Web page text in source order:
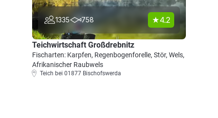
1335 758 4.2
Teichwirtschaft Großdrebnitz
Fischarten: Karpfen, Regenbogenforelle, Stör, Wels,
Afrikanischer Raubwels
Teich bei 01877 Bischofswerda